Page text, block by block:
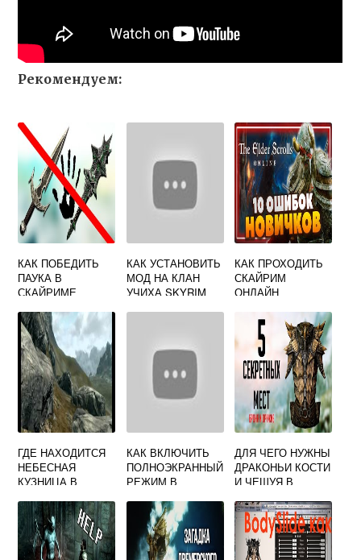
Рекомендуем:
КАК ПОБЕДИТЬ
ПАУКА В
СКАЙРИМЕ
КАК УСТАНОВИТЬ
МОД НА КЛАН
УЧИХА SKYRIM
КАК ПРОХОДИТЬ
СКАЙРИМ
ОНЛАЙН
ГДЕ НАХОДИТСЯ
НЕБЕСНАЯ
КУЗНИЦА В
КАК ВКЛЮЧИТЬ
ПОЛНОЭКРАННЫЙ
РЕЖИМ В
СПЕШЛ ЭДИШН
ДЛЯ ЧЕГО НУЖНЫ
ДРАКОНЬИ КОСТИ
И ЧЕШУЯ В